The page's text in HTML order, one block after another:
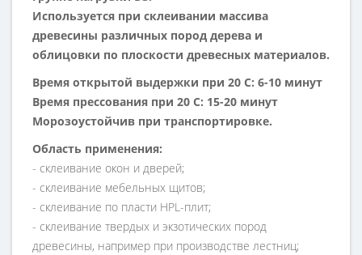
Используется при склеивании массива
древесины различных пород дерева и
облицовки по плоскости древесных материалов.
Время открытой выдержки при 20 С: 6-10 минут
Время прессования при 20 С: 15-20 минут
Морозоустойчив при транспортировке.
Область применения:
- склеивание окон и дверей;
- склеивание мебельных щитов;
- склеивание по пласти HPL-плит;
- склеивание твердых и экзотических пород
древесины, например при производстве лестниц;